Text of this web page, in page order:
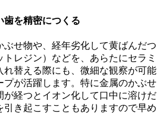
歯を精密につくる
ぶせ物や、経年劣化して黄ばんだつ
レジン）などを、あらたにセラミ
れ替える際にも、微細な観察が可能
プが活躍します。特に金属のかぶせ
が経つとイオン化して口中に溶けだ
引き起こすこともありますので早め